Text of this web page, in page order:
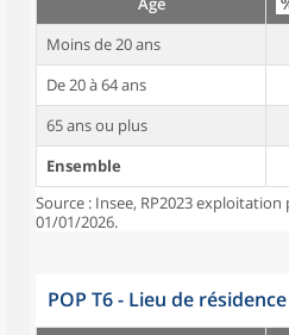
Moins de 20 ans
De 20 à 64 ans
65 ans ou plus
Ensemble
Source : Insee, RP2023
01/01/2026.
POP T6 - Lieu de